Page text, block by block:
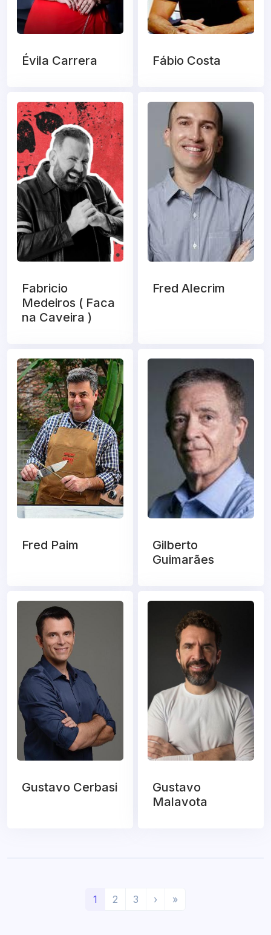
Évila Carrera Fábio Costa
Fabricio
Medeiros ( Faca
na Caveira )
Fred Alecrim
Fred Paim
Gilberto
Guimarães
Gustavo Cerbasi
Gustavo
Malavota
1 2 3 › »